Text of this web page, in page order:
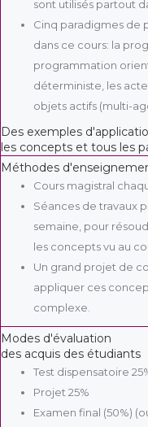
sont utilisés partout
Cinq paradigmes de
dans ce cours: la
programmation
déterministe, les
objets actifs (multi-
Des exemples
les concepts et tous les
Méthodes
Cours magistral
Séances de travaux
semaine, pour
les concepts vu au
Un grand projet de
appliquer ces
complexe.
Modes d'évaluation
des acquis des étudiants
Test dispensatoire
Projet 25%
Examen final (50%)